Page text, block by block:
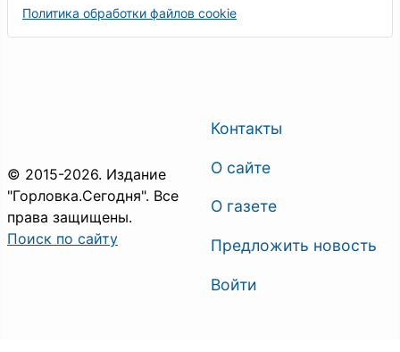
Политика обработки файлов cookie
© 2015-2026. Издание
"Горловка.Сегодня". Все
права защищены.
Поиск по сайту
Контакты
О сайте
О газете
Предложить новость
Войти